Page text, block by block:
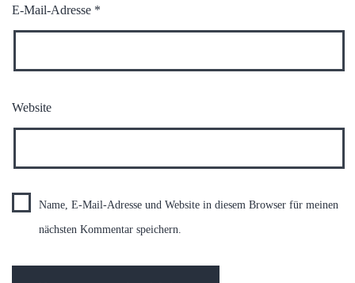
E-Mail-Adresse *
Website
Name, E-Mail-Adresse und Website in diesem Browser für meinen
nächsten Kommentar speichern.